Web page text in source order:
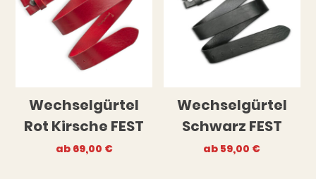
Wechselgürtel
Rot Kirsche FEST
ab 69,00 €
Wechselgürtel
Schwarz FEST
ab 59,00 €